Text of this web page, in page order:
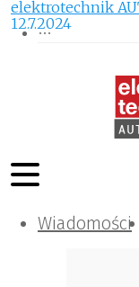
Wiadomości
Kontrola
Tematy
elektrotechnik
12.7.2024